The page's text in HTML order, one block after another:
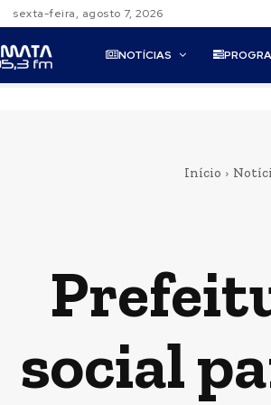
sexta-feira, agosto 7, 2026
NOTÍCIAS
Início
social